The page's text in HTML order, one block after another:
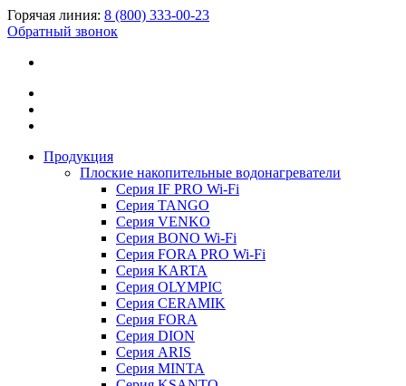
Горячая линия: 8 (800) 333-00-23
Обратный звонок
Продукция
Плоские накопительные водонагреватели
Серия IF PRO Wi-Fi
Серия TANGO
Серия VENKO
Серия BONO Wi-Fi
Серия FORA PRO Wi-Fi
Серия KARTA
Серия OLYMPIC
Серия CERAMIK
Серия FORA
Серия DION
Серия ARIS
Серия MINTA